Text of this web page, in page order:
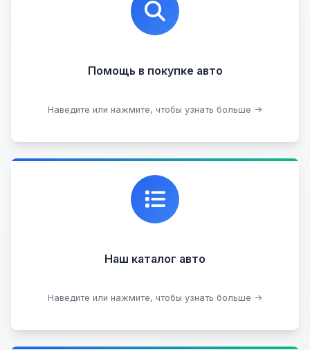
Помощь в покупке авто
Наведите или нажмите, чтобы узнать больше →
на любых торговых площадках с проверкой
юридической чистоты.
Подобрать авто
Наш каталог авто
Наведите или нажмите, чтобы узнать больше →
Каталог проверенных автомобилей в отличном
состоянии, где вы можете найти подробную
информацию о каждом авто.
Посмотреть каталог